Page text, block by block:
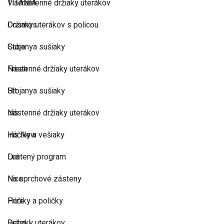
TITANIA
Cosmos
Cube
Fresh
Hit
Iris
Iris New
Lux
Nice
Pure
Viacramenné držiaky uterákov
Držiaky uterákov s policou
Stojanya sušiaky
Nástenné držiaky uterákov
Stojanya sušiaky
Nástenné držiaky uterákov
Háčiky a vešiaky
Drôtený program
Na sprchové zásteny
Háčiky a poličky